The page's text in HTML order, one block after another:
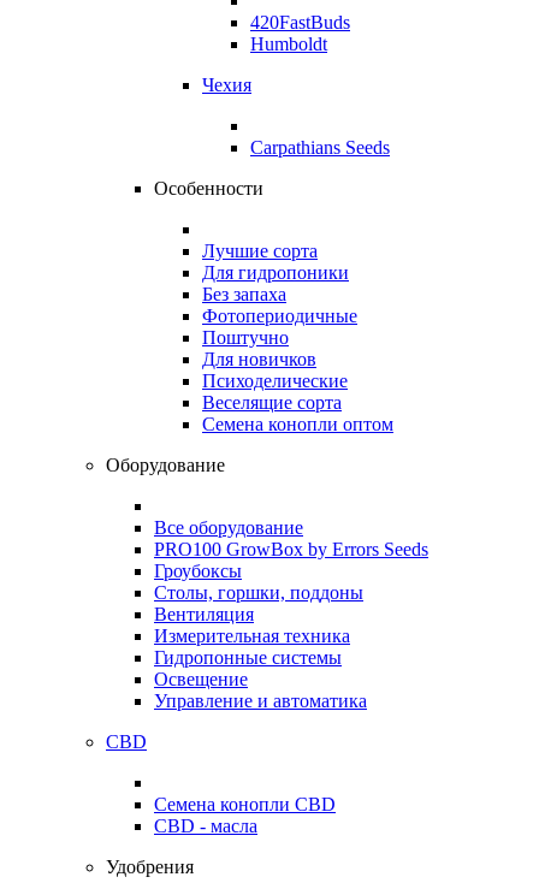
420FastBuds
Humboldt
Чехия
Carpathians Seeds
Особенности
Лучшие сорта
Для гидропоники
Без запаха
Фотопериодичные
Поштучно
Для новичков
Психоделические
Веселящие сорта
Семена конопли оптом
Оборудование
Все оборудование
PRO100 GrowBox by Errors Seeds
Гроубоксы
Столы, горшки, поддоны
Вентиляция
Измерительная техника
Гидропонные системы
Освещение
Управление и автоматика
CBD
Семена конопли CBD
CBD - масла
Удобрения